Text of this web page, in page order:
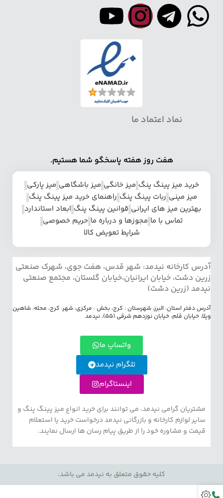
نماد اعتماد ما
هفت روز هفته پاسخگو شما هستیم.
خرید میز پینگ پنگ میز خانگی میز باشگاهی میز پارکی
میز مینی ربات پینگ پنگ راهنمای خرید میز پینگ پنگ
بهترین میز های ایرانی قوانین پینگ پنگ ابعاد استاندارد
تماس با ما مجوزها و درباره ما حریم خصوصی
شرایط تعویض کالا
آدرس کارخانه نیدمد: شهر قدس، هفت جوی، شهرک صنعتی
زرین دشت، خیابان ایرانیان،خیابان گلستان، مجتمع صنعتی
نیدمد (زرین دشت)
آدرس دفتر استان: البرز، شهرستان : کرج، بخش : مرکزی، شهر: کرج، محله: شاهین
ویلا، خیابان قلم، خیابان نوزدهم شرقی (55)، نیدمد
واتساپ ما
تلگرام نیدمد
اینستاگرام
مشتریان گرامی نیدمد، می توانند برای خرید انواع میز پینگ پنگ و
سایر لوازم کارخانه و بازرگانی نیدمد درخواست خرید یا استعلام
قیمت و مشاوره خود را از طریق پیام رسان ها ارسال نمایند.
کلیه حقوق متعلق به نیدمد می باشد.